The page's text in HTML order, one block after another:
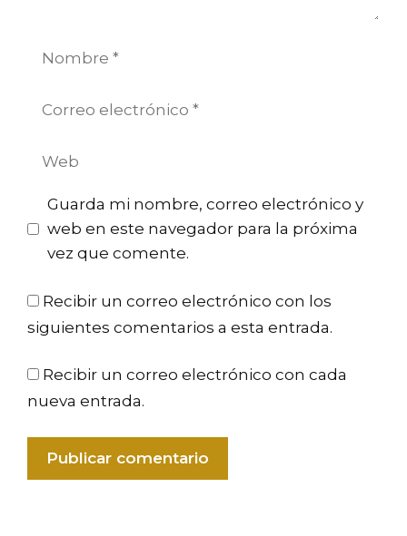
Nombre
Correo
Web
Guarda mi nombre, correo electrónico y
web en este navegador para la próxima
vez que comente.
Recibir un correo electrónico con los
siguientes comentarios a esta entrada.
Recibir un correo electrónico con cada
nueva entrada.